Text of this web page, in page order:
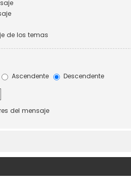
de los temas
Ascendente
Descendente
del mensaje